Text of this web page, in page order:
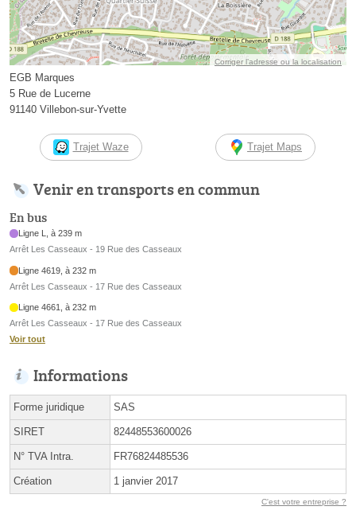
Corriger l’adresse ou la localisation
EGB Marques
5 Rue de Lucerne
91140 Villebon-sur-Yvette
Trajet Waze Trajet Maps
Venir en transports en commun
En bus
Ligne L, à 239 m
Arrêt Les Casseaux - 19 Rue des Casseaux
Ligne 4619, à 232 m
Arrêt Les Casseaux - 17 Rue des Casseaux
Ligne 4661, à 232 m
Arrêt Les Casseaux - 17 Rue des Casseaux
Voir tout
Informations
Forme juridique SAS
SIRET 82448553600026
N° TVA Intra. FR76824485536
Création 1 janvier 2017
C'est votre entreprise ?